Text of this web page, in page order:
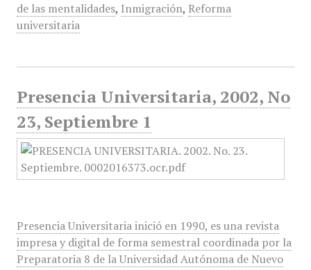
de las mentalidades, Inmigración, Reforma
universitaria
Presencia Universitaria, 2002, No
23, Septiembre 1
Presencia Universitaria inició en 1990, es una revista
impresa y digital de forma semestral coordinada por la
Preparatoria 8 de la Universidad Autónoma de Nuevo